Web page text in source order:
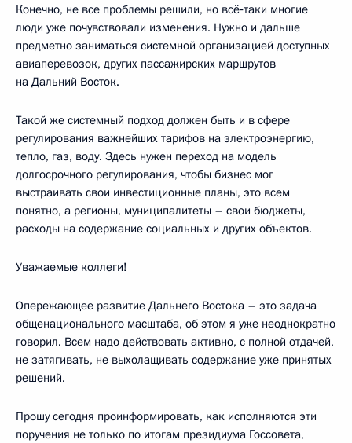
Конечно, не все проблемы решили, но всё‑таки многие
люди уже почувствовали изменения. Нужно и дальше
предметно заниматься системной организацией доступных
авиаперевозок, других пассажирских маршрутов
на Дальний Восток.
Такой же системный подход должен быть и в сфере
регулирования важнейших тарифов на электроэнергию,
тепло, газ, воду. Здесь нужен переход на модель
долгосрочного регулирования, чтобы бизнес мог
выстраивать свои инвестиционные планы, это всем
понятно, а регионы, муниципалитеты – свои бюджеты,
расходы на содержание социальных и других объектов.
Уважаемые коллеги!
Опережающее развитие Дальнего Востока – это задача
общенационального масштаба, об этом я уже неоднократно
говорил. Всем надо действовать активно, с полной отдачей,
не затягивать, не выхолащивать содержание уже принятых
решений.
Прошу сегодня проинформировать, как исполняются эти
поручения не только по итогам президиума Госсовета,